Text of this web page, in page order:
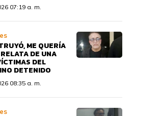
07:19 a. m.
ME QUERÍA
DE UNA
DEL
DETENIDO
08:35 a. m.